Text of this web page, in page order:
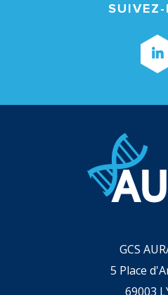
GCS
5 Place
69003